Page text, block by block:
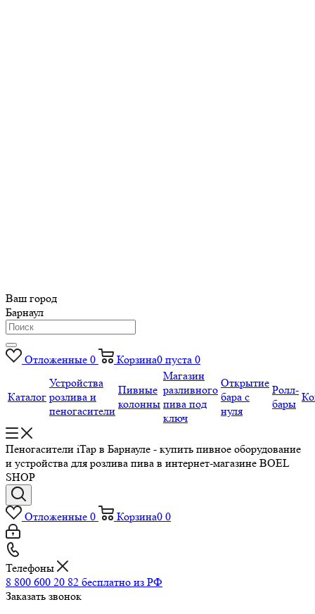
Ваш город
Барнаул
Отложенные 0 Корзина0 пуста 0
Каталог
Устройства
розлива и
пеногасители
Пивные
колонны
Магазин
разливного
пива под
ключ
Открытие
бара с
нуля
Ролл-
бары
Пеногасители iTap в Барнауле - купить пивное оборудование
и устройства для розлива пива в интернет-магазине BOEL
SHOP
Отложенные 0 Корзина0 0
Телефоны
8 800 600 20 82 бесплатно из РФ
Заказать звонок